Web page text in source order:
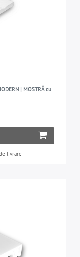
| MOSTRĂ cu
livrare